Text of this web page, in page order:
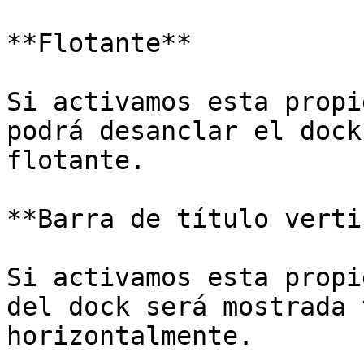
**Flotante**
Si activamos esta
podrá desanclar el
flotante.
**Barra de título
Si activamos esta
del dock será
horizontalmente.